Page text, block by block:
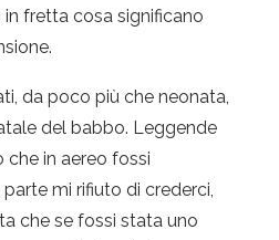
fretta cosa significano
da poco più che neonata,
del babbo. Leggende
in aereo fossi
mi rifiuto di crederci,
che se fossi stata uno